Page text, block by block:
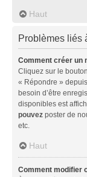
Haut
Problèmes liés
Comment créer un
Cliquez sur le
« Répondre »
besoin d’être
disponibles est
pouvez poster de
etc.
Haut
Comment modifier